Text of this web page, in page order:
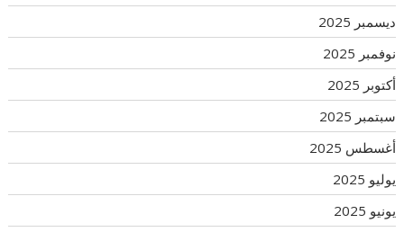
ديسمبر 2025
نوفمبر 2025
أكتوبر 2025
سبتمبر 2025
أغسطس 2025
يوليو 2025
يونيو 2025